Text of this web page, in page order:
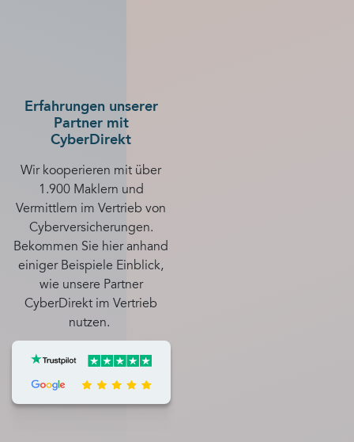
Erfahrungen unserer
Partner mit
CyberDirekt
Wir kooperieren mit über
1.900 Maklern und
Vermittlern im Vertrieb von
Cyberversicherungen.
Bekommen Sie hier anhand
einiger Beispiele Einblick,
wie unsere Partner
CyberDirekt im Vertrieb
nutzen.